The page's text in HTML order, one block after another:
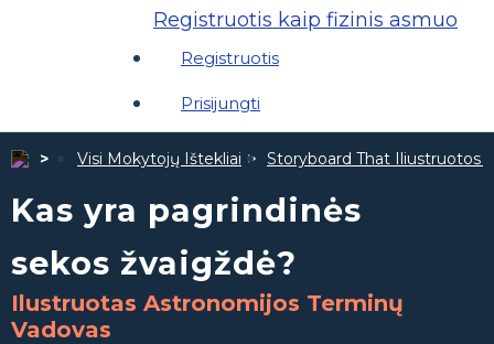
Registruotis kaip fizinis asmuo
Registruotis
Prisijungti
Visi Mokytojų Ištekliai Storyboard That Iliustruotos
Kas yra pagrindinės
sekos žvaigždė?
Ilustruotas Astronomijos Terminų
Vadovas